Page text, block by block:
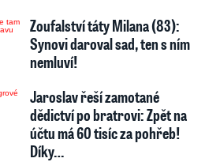
Zoufalství táty Milana (83):
Synovi daroval sad, ten s ním
nemluví!
Jaroslav řeší zamotané
dědictví po bratrovi: Zpět na
účtu má 60 tisíc za pohřeb!
Díky…